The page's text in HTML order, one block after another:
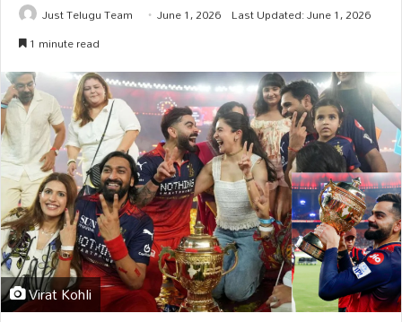
Just Telugu Team June 1, 2026 Last Updated: June 1, 2026
1 minute read
Virat Kohli